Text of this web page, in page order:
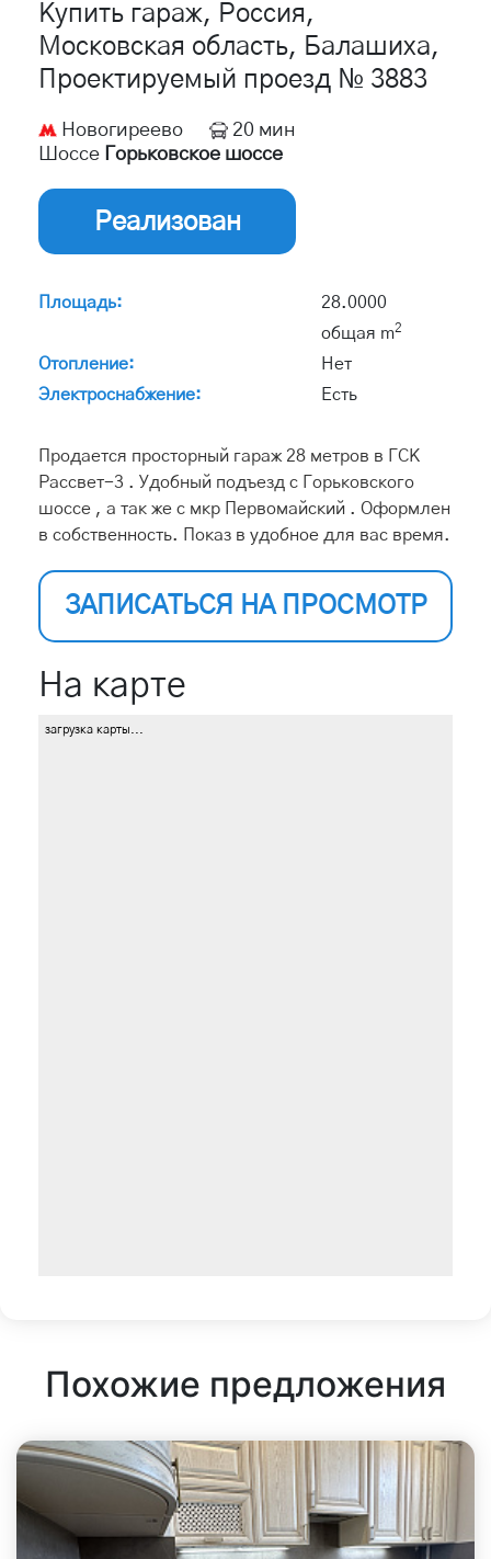
Купить гараж, Россия,
Московская область, Балашиха,
Проектируемый проезд № 3883
Новогиреево
20 мин
Шоссе
Горьковское шоссе
Реализован
Площадь:
28.0000
общая m2
Отопление:
Нет
Электроснабжение:
Есть
Продается просторный гараж 28 метров в ГСК
Рассвет-3 . Удобный подъезд с Горьковского
шоссе , а так же с мкр Первомайский . Оформлен
в собственность. Показ в удобное для вас время.
ЗАПИСАТЬСЯ НА ПРОСМОТР
На карте
загрузка карты...
Похожие предложения